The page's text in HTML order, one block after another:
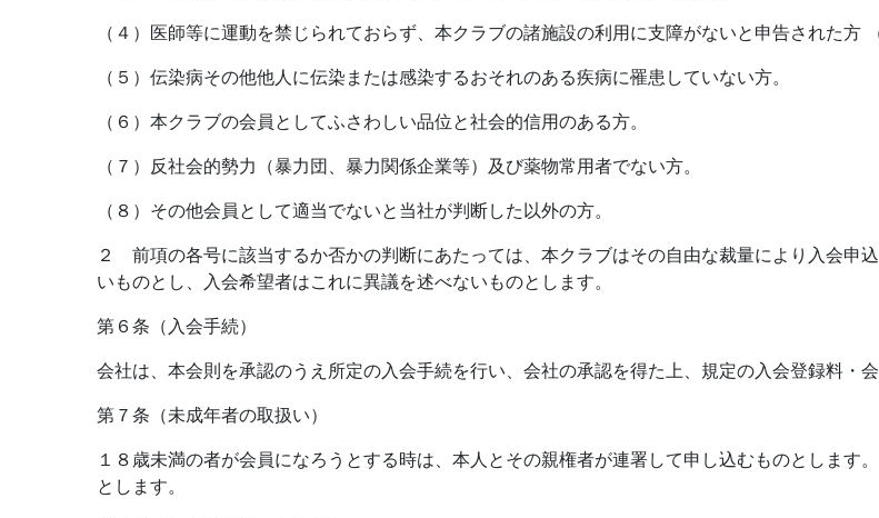
（４）医師等に運動を禁じられておらず、本クラブの諸施設の利用に支障がないと申告された方
（５）伝染病その他他人に伝染または感染するおそれのある疾病に罹患していない方。
（６）本クラブの会員としてふさわしい品位と社会的信用のある方。
（７）反社会的勢力（暴力団、暴力関係企業等）及び薬物常用者でない方。
（８）その他会員として適当でないと当社が判断した以外の方。
２ 前項の各号に該当するか否かの判断にあたっては、本クラブはその自由な裁量により入会申
いものとし、入会希望者はこれに異議を述べないものとします。
第６条（入会手続）
会社は、本会則を承認のうえ所定の入会手続を行い、会社の承認を得た上、規定の入会登録料・
第７条（未成年者の取扱い）
１８歳未満の者が会員になろうとする時は、本人とその親権者が連署して申し込むものとしま
とします。